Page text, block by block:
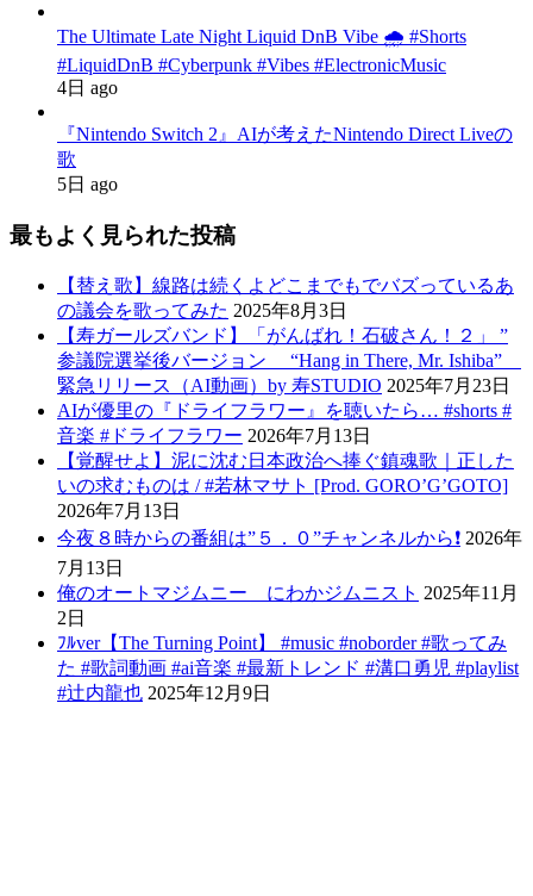
The Ultimate Late Night Liquid DnB Vibe 🌧️ #Shorts
#LiquidDnB #Cyberpunk #Vibes #ElectronicMusic
4日 ago
『Nintendo Switch 2』AIが考えたNintendo Direct Liveの
歌
5日 ago
最もよく見られた投稿
【替え歌】線路は続くよどこまでもでバズっているあ
の議会を歌ってみた 2025年8月3日
【寿ガールズバンド】「がんばれ！石破さん！２」 ”
参議院選挙後バージョン “Hang in There, Mr. Ishiba”
緊急リリース（AI動画）by 寿STUDIO 2025年7月23日
AIが優里の『ドライフラワー』を聴いたら… #shorts #
音楽 #ドライフラワー 2026年7月13日
【覚醒せよ】泥に沈む日本政治へ捧ぐ鎮魂歌｜正した
いの求むものは / #若林マサト [Prod. GORO’G’GOTO]
2026年7月13日
今夜８時からの番組は”５．０”チャンネルから❗️ 2026年
7月13日
俺のオートマジムニー にわかジムニスト 2025年11月
2日
ﾌﾙver【The Turning Point】 #music #noborder #歌ってみ
た #歌詞動画 #ai音楽 #最新トレンド #溝口勇児 #playlist
#辻内龍也 2025年12月9日